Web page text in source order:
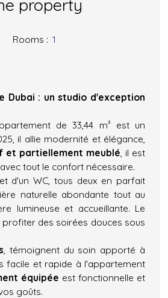
property
Rooms : 1
Dubai : un studio d'exception
de 33,44 m² est un
il allie modernité et élégance,
et partiellement meublé , il est
tout le confort nécessaire.
d'un WC, tous deux en parfait
naturelle abondante tout au
lumineuse et accueillante. Le
des soirées douces sous
, témoignent du soin apporté à
facile et rapide à l'appartement
équipée est fonctionnelle et
goûts.